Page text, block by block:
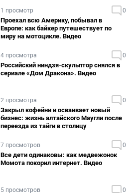
1 просмотр 0
Проехал всю Америку, побывал в
Европе: как байкер путешествует по
миру на мотоцикле. Видео
4 просмотра 0
Российский ниндзя-скульптор снялся в
сериале «Дом Дракона». Видео
2 просмотра 0
Закрыл кофейни и осваивает новый
бизнес: жизнь алтайского Маугли после
переезда из тайги в столицу
7 просмотров 0
Все дети одинаковы: как медвежонок
Момота покорил интернет. Видео
5 просмотров 0